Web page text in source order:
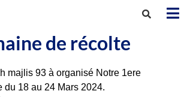
de récolte
majlis 93 à organisé Notre 1ere
du 18 au 24 Mars 2024.